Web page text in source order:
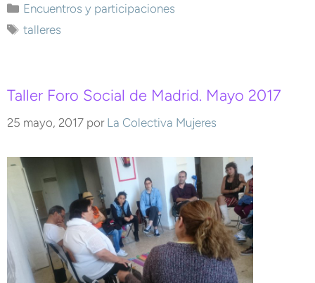
Encuentros y participaciones
talleres
Taller Foro Social de Madrid. Mayo 2017
25 mayo, 2017 por La Colectiva Mujeres